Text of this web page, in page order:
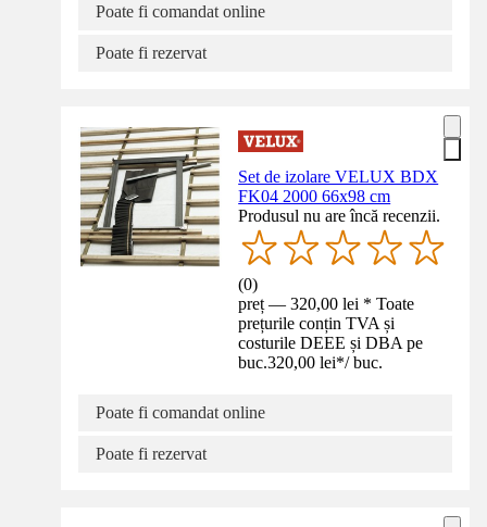
Poate fi comandat online
Poate fi rezervat
Set de izolare VELUX BDX
FK04 2000 66x98 cm
Produsul nu are încă recenzii.
(0)
preț — 320,00 lei * Toate
prețurile conțin TVA și
costurile DEEE și DBA pe
buc.320,00 lei*/ buc.
Poate fi comandat online
Poate fi rezervat